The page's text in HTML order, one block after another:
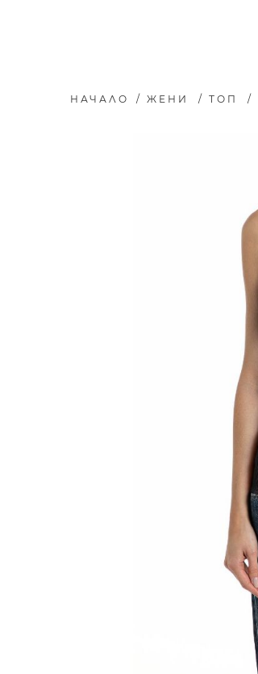
НАЧАЛО / ЖЕНИ / ТОП /